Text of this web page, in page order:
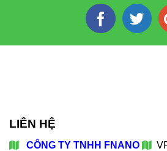
LIÊN HỆ
CÔNG TY TNHH FNANO